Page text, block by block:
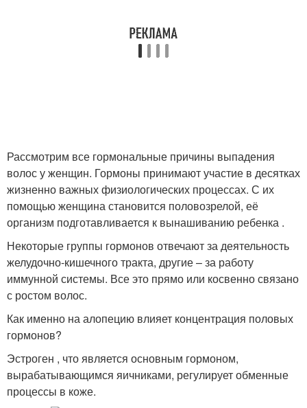
Рассмотрим все гормональные причины выпадения
волос у женщин. Гормоны принимают участие в десятках
жизненно важных физиологических процессах. С их
помощью женщина становится половозрелой, её
организм подготавливается к вынашиванию ребенка .
Некоторые группы гормонов отвечают за деятельность
желудочно-кишечного тракта, другие – за работу
иммунной системы. Все это прямо или косвенно связано
с ростом волос.
Как именно на алопецию влияет концентрация половых
гормонов?
Эстроген , что является основным гормоном,
вырабатывающимся яичниками, регулирует обменные
процессы в коже.